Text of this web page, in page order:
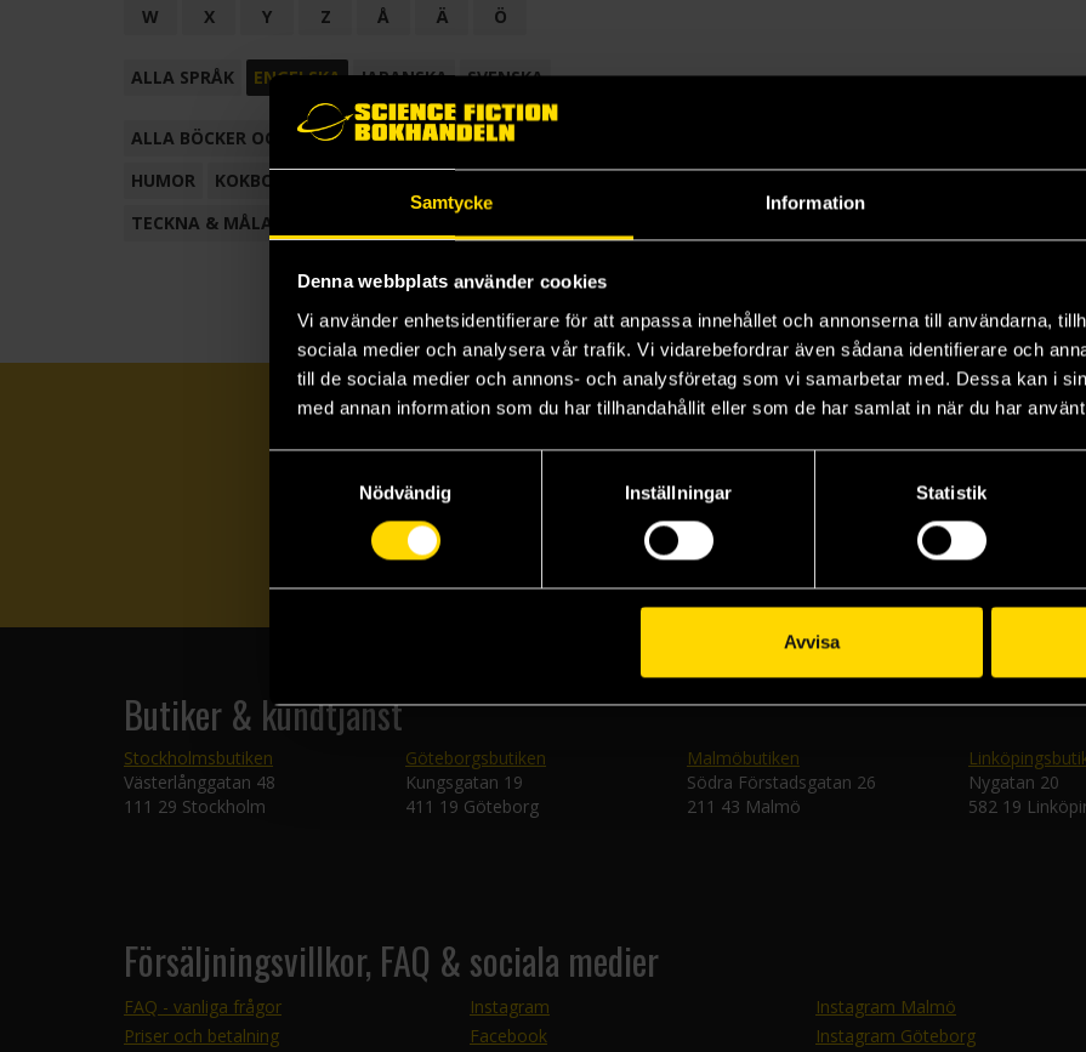
Samtycke Information
Denna webbplats använder cookies
Vi använder enhetsidentifierare för att anpassa innehållet och annonserna till användarna,
sociala medier och analysera vår trafik. Vi vidarebefordrar även sådana identifierare och
till de sociala medier och annons- och analysföretag som vi samarbetar med. Dessa kan i
med annan information som du har tillhandahållit eller som de har samlat in när du har
Nödvändig
Inställningar Statistik
Avvisa
W
X Y Z Å Ä Ö
ALLA SPRÅK ENGELSKA JAPANSKA SVENSKA
ALLA BÖCKER OCH TECKNADE SERIER ANTOLOGI
HUMOR
KOKBOK
TECKNA & MÅLA
Prenumerera på vårt nyhetsbrev
Butiker & kundtjänst
Stockholmsbutiken
Västerlånggatan 48
111 29 Stockholm
Göteborgsbutiken
Kungsgatan 19
411 19 Göteborg
Malmöbutiken
Södra Förstadsgatan 26
211 43 Malmö
Nygatan 20
582 19
Försäljningsvillkor, FAQ & sociala medier
FAQ - vanliga frågor
Priser och betalning
Instagram
Facebook
Instagram Malmö
Instagram Göteborg